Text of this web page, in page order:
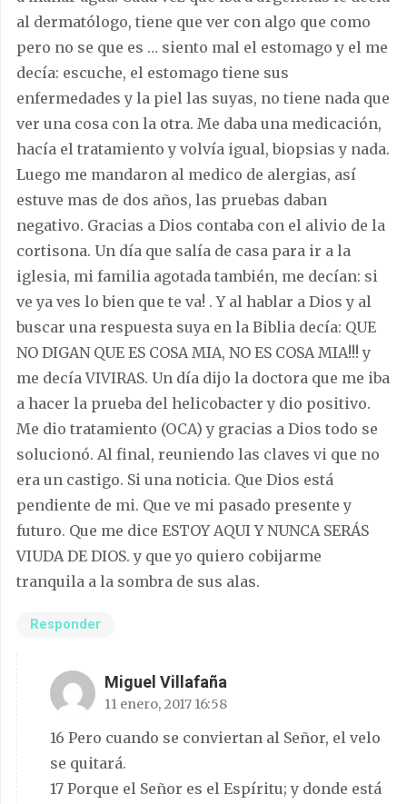
al dermatólogo, tiene que ver con algo que como
pero no se que es … siento mal el estomago y el me
decía: escuche, el estomago tiene sus
enfermedades y la piel las suyas, no tiene nada que
ver una cosa con la otra. Me daba una medicación,
hacía el tratamiento y volvía igual, biopsias y nada.
Luego me mandaron al medico de alergias, así
estuve mas de dos años, las pruebas daban
negativo. Gracias a Dios contaba con el alivio de la
cortisona. Un día que salía de casa para ir a la
iglesia, mi familia agotada también, me decían: si
ve ya ves lo bien que te va! . Y al hablar a Dios y al
buscar una respuesta suya en la Biblia decía: QUE
NO DIGAN QUE ES COSA MIA, NO ES COSA MIA!!! y
me decía VIVIRAS. Un día dijo la doctora que me iba
a hacer la prueba del helicobacter y dio positivo.
Me dio tratamiento (OCA) y gracias a Dios todo se
solucionó. Al final, reuniendo las claves vi que no
era un castigo. Si una noticia. Que Dios está
pendiente de mi. Que ve mi pasado presente y
futuro. Que me dice ESTOY AQUI Y NUNCA SERÁS
VIUDA DE DIOS. y que yo quiero cobijarme
tranquila a la sombra de sus alas.
Responder
Miguel Villafaña
11 enero, 2017 16:58
16 Pero cuando se conviertan al Señor, el velo
se quitará.
17 Porque el Señor es el Espíritu; y donde está